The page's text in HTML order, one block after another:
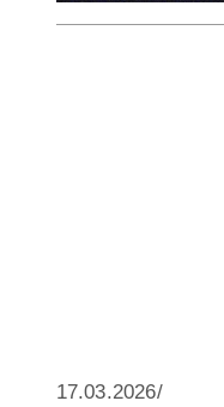
17.03.2026/